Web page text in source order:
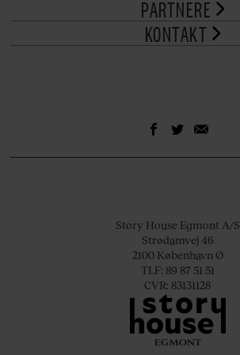
PARTNERE
KONTAKT
Story House Egmont A/S
Strødamvej 46
2100 København Ø
TLF: 89 87 51 51
CVR: 83131128